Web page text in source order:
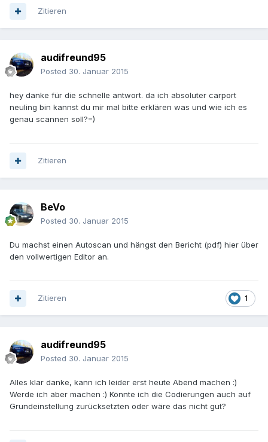
Zitieren
audifreund95
Posted 30. Januar 2015
hey danke für die schnelle antwort. da ich absoluter carport
neuling bin kannst du mir mal bitte erklären was und wie ich es
genau scannen soll?=)
Zitieren
BeVo
Posted 30. Januar 2015
Du machst einen Autoscan und hängst den Bericht (pdf) hier über
den vollwertigen Editor an.
1
Zitieren
audifreund95
Posted 30. Januar 2015
Alles klar danke, kann ich leider erst heute Abend machen :)
Werde ich aber machen :) Könnte ich die Codierungen auch auf
Grundeinstellung zurücksetzten oder wäre das nicht gut?